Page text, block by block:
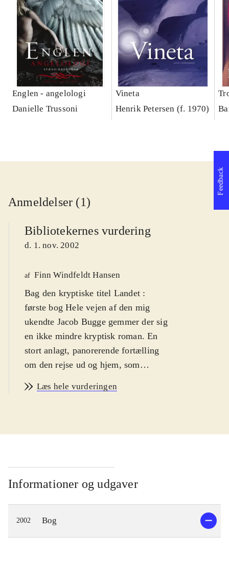
Englen - angelologi
Danielle Trussoni
Vineta
Henrik Petersen (f. 1970)
Anmeldelser (1)
Bibliotekernes vurdering
d. 1. nov. 2002
af Finn Windfeldt Hansen
Bag den kryptiske titel Landet :
første bog Hele vejen af den mig
ukendte Jacob Bugge gemmer der sig
en ikke mindre kryptisk roman. En
stort anlagt, panorerende fortælling
om den rejse ud og hjem, som
helt almindelige hest Askeman. Først
højlandet til kilderne, havet og
hesteryg gennem et noget nær
parallelt Tolkien-univers hvor mødet
med venner og fjender som Handler,
Lømmel, Tyr, Salt Hane, pigen
Rosmarin, de blå mænd m.fl.
undervejs byder på alskens risici,
Læs hele vurderingen
Informationer og udgaver
2002 Bog
Feedback